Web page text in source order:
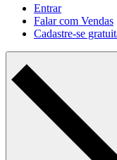
Entrar
Falar com Vendas
Cadastre‐se